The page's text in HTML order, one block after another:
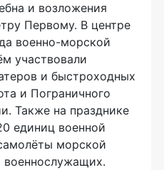
и возложения
Первому. В центре
военно-морской
участвовали
и быстроходных
и Пограничного
Также на празднике
единиц военной
морской
военнослужащих.